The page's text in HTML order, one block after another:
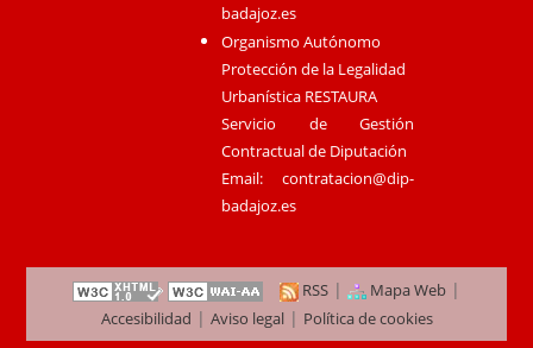
badajoz.es
Organismo Autónomo
Protección de la Legalidad
Urbanística RESTAURA
Servicio de Gestión
Contractual de Diputación
Email:contratacion@dip-
badajoz.es
RSS | Mapa Web |
Accesibilidad | Aviso legal| Política de cookies